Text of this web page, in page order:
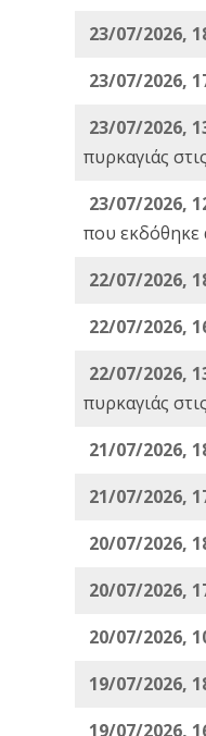
23/07/2026,
23/07/2026,
23/07/2026,
πυρκαγιάς
23/07/2026,
που
22/07/2026,
22/07/2026,
22/07/2026,
πυρκαγιάς
21/07/2026,
21/07/2026,
20/07/2026,
20/07/2026,
20/07/2026,
19/07/2026,
19/07/2026,